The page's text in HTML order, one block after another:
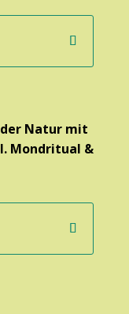
Natur mit
Mondritual &